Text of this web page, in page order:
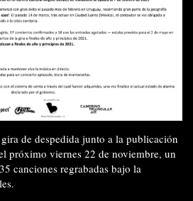
de despedida junto a la publicación
próximo viernes 22 de noviembre, un
canciones regrabadas bajo la